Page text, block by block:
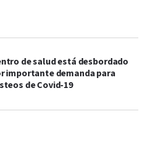
de salud está desbordado
importante demanda para
de Covid-19